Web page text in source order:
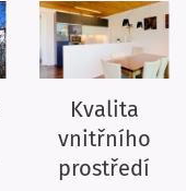
Kvalita
vnitřního
prostředí